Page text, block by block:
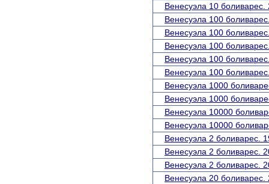
Венесуэла 10 боливарес.
Венесуэла 100
Венесуэла 100
Венесуэла 100
Венесуэла 100
Венесуэла 100
Венесуэла 1000
Венесуэла 1000
Венесуэла 10000
Венесуэла 10000
Венесуэла 2 боливарес.
Венесуэла 2 боливарес.
Венесуэла 2 боливарес.
Венесуэла 20 боливарес.